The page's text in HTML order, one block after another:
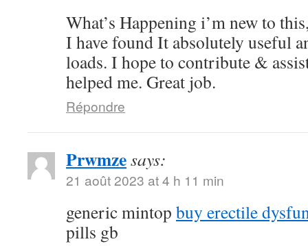
What’s Happening i’m new to
I have found It absolutely useful
loads. I hope to contribute &
helped me. Great job.
Répondre
Prwmzesays:
21 août 2023 at 4 h 11 min
generic mintop buy erectile
pills gb